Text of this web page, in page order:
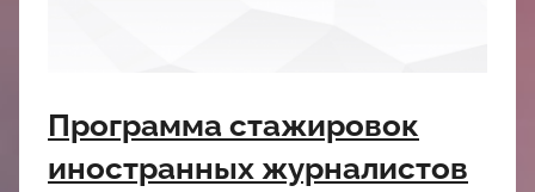
Программа стажировок
иностранных журналистов